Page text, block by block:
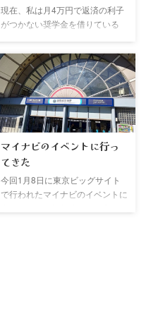
理由を以下に示す Oliveランクの
変更ができるようになったから
現在、私は月4万円で返済の利子
がつかない奨学金を借りている
トがたくさん見えてきたので、今
回は奨学金を借りた方が良い理由
について私なりに書いていきたい
社会に出ていない一個人の意見な
のでおかしなことを言っているか
もしれないがそこは大目に見てほ
しい まず前提として 学生の奨学
金はいくつか種類があるが、今回
借りた方が良いと私が考えたのは
返済の利子がつかない奨学金であ
るし、今回の話はこちらの奨学金
マイナビのイベントに行っ
てきた
今回1月8日に東京ビッグサイト
で行われたマイナビのイベントに